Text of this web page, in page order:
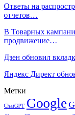
Ответы на
отчетов…
В Товарных
продвижение…
Дзен обновил
Яндекс Директ
Метки
ChatGPT Google